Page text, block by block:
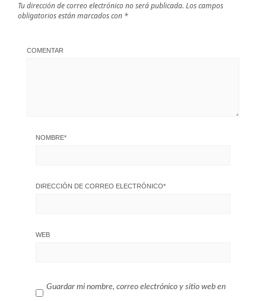
Tu dirección de correo electrónico no será publicada. Los campos
obligatorios están marcados con *
COMENTAR
NOMBRE*
DIRECCIÓN DE CORREO ELECTRÓNICO*
WEB
Guardar mi nombre, correo electrónico y sitio web en